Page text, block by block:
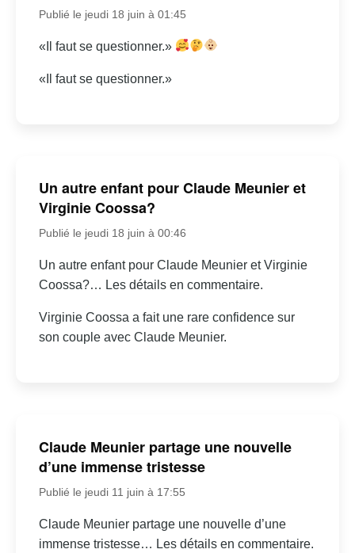
Publié le jeudi 18 juin à 01:45
«Il faut se questionner.»
«Il faut se questionner.»
Un autre enfant pour Claude Meunier et
Virginie Coossa?
Publié le jeudi 18 juin à 00:46
Un autre enfant pour Claude Meunier et Virginie
Coossa?… Les détails en commentaire.
Virginie Coossa a fait une rare confidence sur
son couple avec Claude Meunier.
Claude Meunier partage une nouvelle
d’une immense tristesse
Publié le jeudi 11 juin à 17:55
Claude Meunier partage une nouvelle d’une
immense tristesse… Les détails en commentaire.